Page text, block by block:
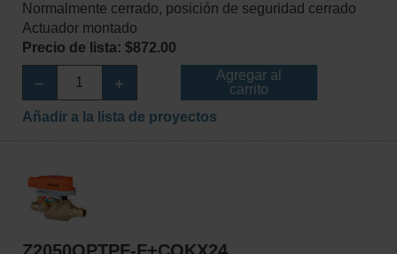
Normalmente cerrado, posición de seguridad cerrado
Actuador montado
Precio de lista: $872.00
Agregar al
carrito
Añadir a la lista de proyectos